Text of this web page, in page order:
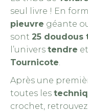
seul livre ! En
pieuvre géante
sont 25 doudous
l’univers tendre et
Tournicote
Après une
toutes les
crochet,